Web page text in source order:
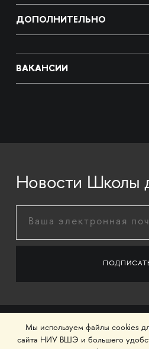
ДОПОЛНИТЕЛЬНО
ВАКАНСИИ
Новости Школы
Мы используем файлы cookies
сайта НИУ ВШЭ и большего